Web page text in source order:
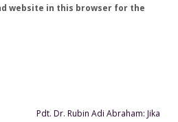
website in this browser for the
Pdt. Dr. Rubin Adi Abraham: Jika